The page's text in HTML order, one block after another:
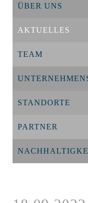
ÜBER UNS
AKTUELLES
TEAM
STANDORTE
PARTNER